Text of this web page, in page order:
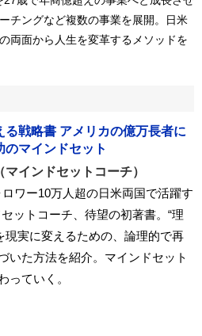
チングなど複数の事業を展開。日米
両面から人生を変革するメソッドを
る戦略書 アメリカの億万長者に
のマインドセット
マインドセットコーチ）
ワー10万人超の日米両国で活躍す
ットコーチ、待望の初著書。“理
現実に変えるための、論理的で再
いた方法を紹介。マインドセット
っていく。